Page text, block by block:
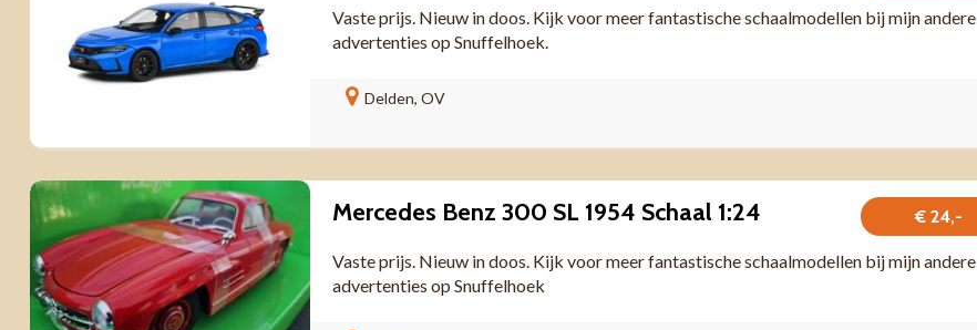
Vaste prijs. Nieuw in doos. Kijk voor meer fantastische schaalmodellen bij mijn andere
advertenties op Snuffelhoek.
Delden, OV
€ 24,-
Mercedes Benz 300 SL 1954 Schaal 1:24
Vaste prijs. Nieuw in doos. Kijk voor meer fantastische schaalmodellen bij mijn andere
advertenties op Snuffelhoek